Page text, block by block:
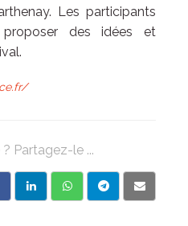
Les participants
proposer des idées et
Partagez-le ...